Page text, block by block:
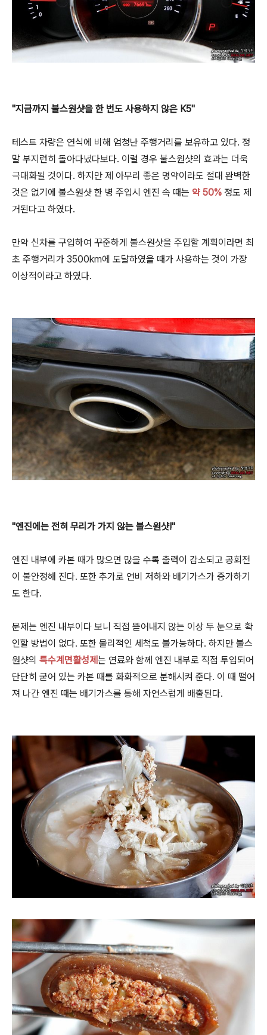
"지금까지 불스원샷을 한 번도 사용하지 않은 K5"
테스트 차량은 연식에 비해 엄청난 주행거리를 보유하고 있다. 정
말 부지런히 돌아다녔다보다. 이럴 경우 불스원샷의 효과는 더욱
극대화될 것이다. 하지만 제 아무리 좋은 명약이라도 절대 완벽한
것은 없기에 불스원샷 한 병 주입시 엔진 속 때는 약 50% 정도 제
거된다고 하였다.
만약 신차를 구입하여 꾸준하게 불스원샷을 주입할 계획이라면 최
초 주행거리가 3500km에 도달하였을 때가 사용하는 것이 가장
이상적이라고 하였다.
"엔진에는 전혀 무리가 가지 않는 불스원샷!"
엔진 내부에 카본 때가 많으면 많을 수록 출력이 감소되고 공회전
이 불안정해 진다. 또한 추가로 연비 저하와 배기가스가 증가하기
도 한다.
문제는 엔진 내부이다 보니 직접 뜯어내지 않는 이상 두 눈으로 확
인할 방법이 없다. 또한 물리적인 세척도 불가능하다. 하지만 불스
원샷의 특수계면활성제 는 연료와 함께 엔진 내부로 직접 투입되어
단단히 굳어 있는 카본 때를 화화적으로 분해시켜 준다. 이 때 떨어
져 나간 엔진 때는 배기가스를 통해 자연스럽게 배출된다.